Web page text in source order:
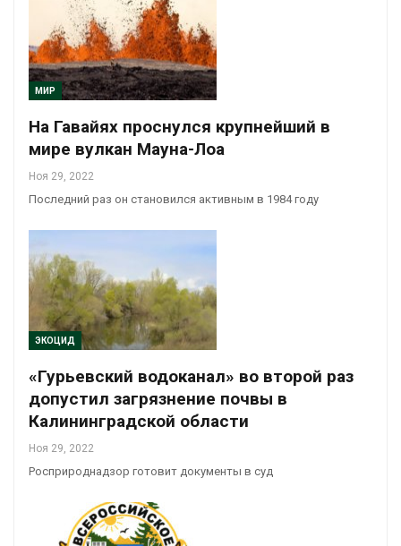
МИР
На Гавайях проснулся крупнейший в
мире вулкан Мауна-Лоа
Ноя 29, 2022
Последний раз он становился активным в 1984 году
ЭКОЦИД
«Гурьевский водоканал» во второй раз
допустил загрязнение почвы в
Калининградской области
Ноя 29, 2022
Росприроднадзор готовит документы в суд